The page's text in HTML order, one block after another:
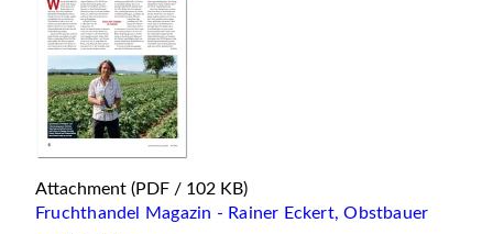
Attachment (PDF / 102 KB)
Fruchthandel Magazin - Rainer Eckert, Obstbauer